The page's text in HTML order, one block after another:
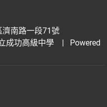
南路一段71號
成功高級中學
| Powered